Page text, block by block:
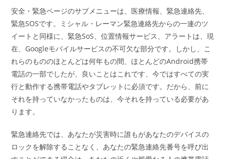
安全・緊急ページのサブメニューは、医療情報、緊急連絡先、
緊急SOSです。ミシャル・レーマン緊急連絡先からの一連のツ
イートと同様に、緊急SoS、位置情報サービス、アラートは、現
在、Googleモバイルサービスの不可欠な部分です。しかし、こ
れらのもののほとんどは何年もの間、ほとんどのAndroid携帯
電話の一部でしたが、良いことはこれです、今ではすべての実
行と動作する携帯電話やタブレットに必須です。だから、前に
それを持っていなかったものは、今それを持っている必要があ
ります。
緊急連絡先では、あなたが災害時に誰もがあなたのデバイスの
ロックを解除することなく、あなたの緊急連絡先番号を呼び出